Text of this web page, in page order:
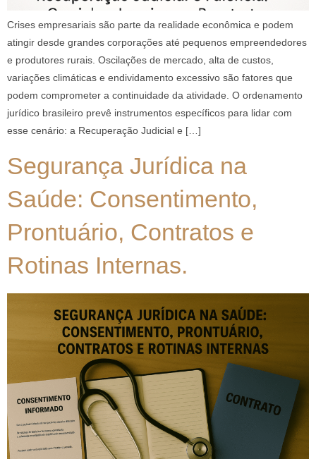
Crises empresariais são parte da realidade econômica e podem
atingir desde grandes corporações até pequenos empreendedores
e produtores rurais. Oscilações de mercado, alta de custos,
variações climáticas e endividamento excessivo são fatores que
podem comprometer a continuidade da atividade. O ordenamento
jurídico brasileiro prevê instrumentos específicos para lidar com
esse cenário: a Recuperação Judicial e […]
Segurança Jurídica na
Saúde: Consentimento,
Prontuário, Contratos e
Rotinas Internas.